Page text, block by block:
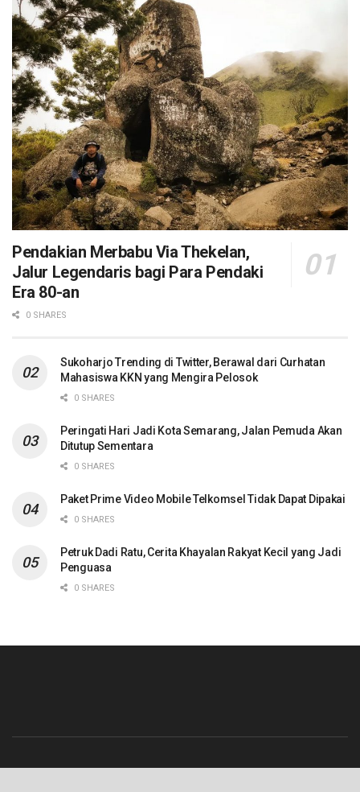
Pendakian Merbabu Via Thekelan,
Jalur Legendaris bagi Para Pendaki
Era 80-an
0 SHARES
Sukoharjo Trending di Twitter, Berawal dari Curhatan
Mahasiswa KKN yang Mengira Pelosok
0 SHARES
Peringati Hari Jadi Kota Semarang, Jalan Pemuda Akan
Ditutup Sementara
0 SHARES
Paket Prime Video Mobile Telkomsel Tidak Dapat Dipakai
0 SHARES
Petruk Dadi Ratu, Cerita Khayalan Rakyat Kecil yang Jadi
Penguasa
0 SHARES